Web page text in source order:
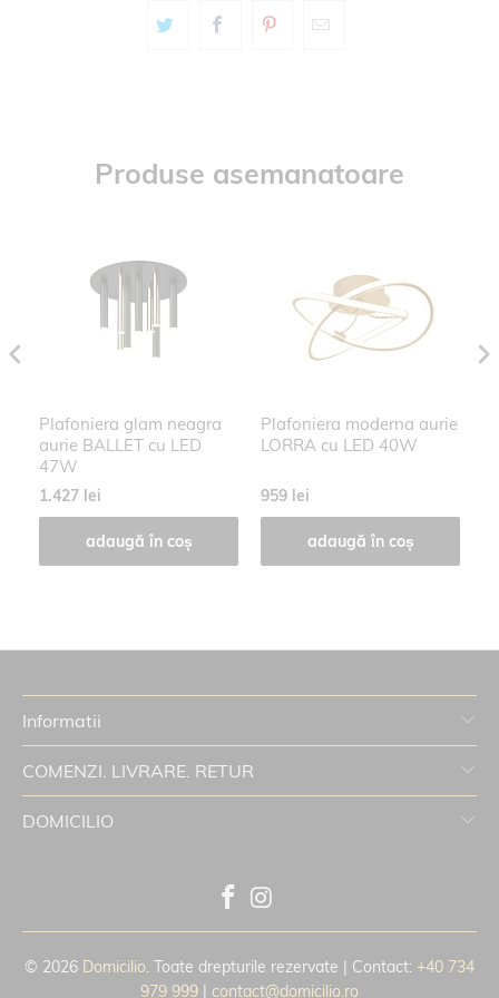
Produse asemanatoare
Plafoniera glam neagra
aurie BALLET cu LED
47W
1.427 lei
adaugă în coș
Plafoniera moderna aurie
LORRA cu LED 40W
959 lei
adaugă în coș
Informatii
COMENZI. LIVRARE. RETUR
DOMICILIO
© 2026 Domicilio . Toate drepturile rezervate | Contact: +40 734
979 999 | contact@domicilio.ro